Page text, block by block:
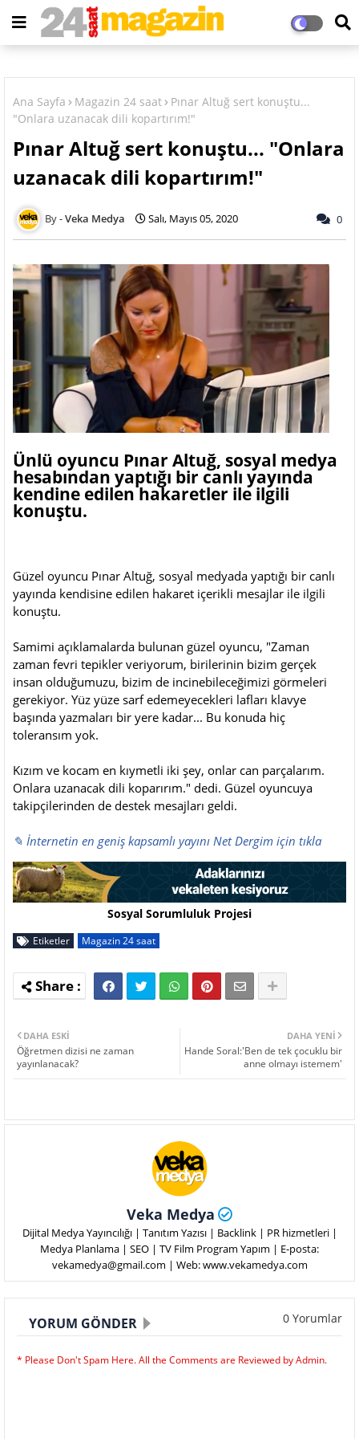
Ana Sayfa Magazin 24 saat
Pınar Altuğ sert konuştu...
"Onlara uzanacak dili kopartırım!"
Pınar Altuğ sert konuştu... "Onlara
uzanacak dili kopartırım!"
Veka Medya Salı, Mayıs 05, 2020 0
Ünlü oyuncu Pınar Altuğ, sosyal medya
hesabından yaptığı bir canlı yayında
kendine edilen hakaretler ile ilgili
konuştu.
Güzel oyuncu Pınar Altuğ, sosyal medyada yaptığı bir canlı
yayında kendisine edilen hakaret içerikli mesajlar ile ilgili
konuştu.
Samimi açıklamalarda bulunan güzel oyuncu, "Zaman
zaman fevri tepikler veriyorum, birilerinin bizim gerçek
insan olduğumuzu, bizim de incinebileceğimizi görmeleri
gerekiyor. Yüz yüze sarf edemeyecekleri lafları klavye
başında yazmaları bir yere kadar... Bu konuda hiç
toleransım yok.
Kızım ve kocam en kıymetli iki şey, onlar can parçalarım.
Onlara uzanacak dili koparırım." dedi. Güzel oyuncuya
takipçilerinden de destek mesajları geldi.
✎ İnternetin en geniş kapsamlı yayını Net Dergim için tıkla
Sosyal Sorumluluk Projesi
Etiketler Magazin 24 saat
DAHA YENI
Hande Soral:'Ben de tek çocuklu bir
anne olmayı istemem'
DAHA ESKI
Öğretmen dizisi ne zaman
yayınlanacak?
Veka Medya
Dijital Medya Yayıncılığı | Tanıtım Yazısı | Backlink | PR hizmetleri |
Medya Planlama | SEO | TV Film Program Yapım | E-posta:
vekamedya@gmail.com | Web: www.vekamedya.com
YORUM GÖNDER 0 Yorumlar
* Please Don't Spam Here. All the Comments are Reviewed by Admin.